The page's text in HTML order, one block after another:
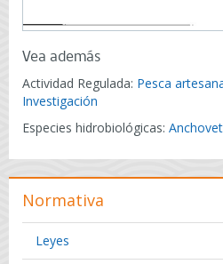
Vea además
Actividad Regulada: Pesca
Investigación
Especies hidrobiológicas:
Normativa
Leyes